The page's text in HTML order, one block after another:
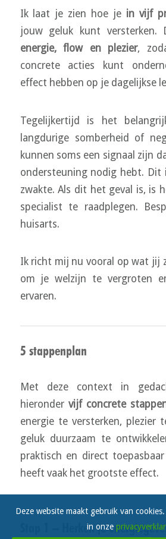
Ik laat je zien hoe je in vijf
jouw geluk kunt
energie, flow en plezier,
concrete acties kunt
effect hebben op je dagelijkse
Tegelijkertijd is het
langdurige somberheid of
kunnen soms een signaal zijn
ondersteuning nodig hebt. Dit
zwakte. Als dit het geval is, is
specialist te raadplegen.
huisarts.
Ik richt mij nu vooral op wat jij
om je welzijn te vergroten
ervaren.
5 stappenplan
Met deze context in
hieronder vijf concrete
energie te versterken, plezier
geluk duurzaam te
praktisch en direct
heeft vaak het grootste effect.
Stap 1 – Herken je
Deze website maakt gebruik van
in onze